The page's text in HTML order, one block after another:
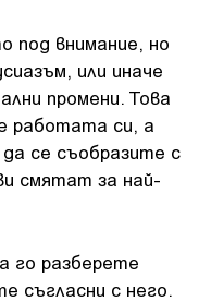
под внимание, но
или иначе
промени. Това
работата си, а
се съобразите с
смятат за най-
го разберете
съгласни с него.